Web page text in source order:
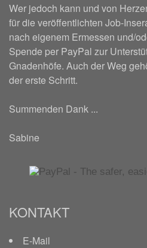
Wer jedoch kann und von
für die veröffentlichten Job-
nach eigenem Ermessen und/
Spende per PayPal zur
Gnadenhöfe. Auch der Weg
der erste Schritt.
Summenden Dank ...
Sabine
KONTAKT
E-Mail